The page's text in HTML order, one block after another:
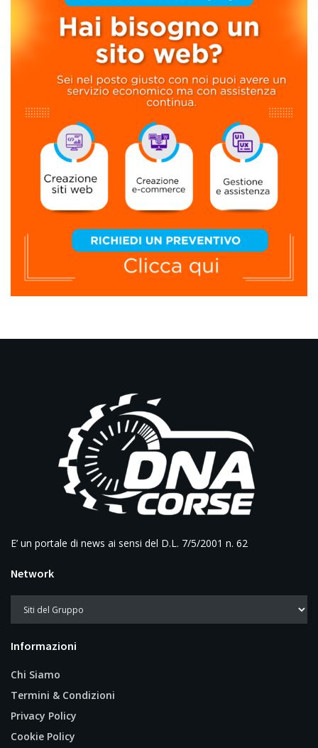
E’ un portale di news ai sensi del D.L. 7/5/2001 n. 62
Network
Informazioni
Chi Siamo
Termini & Condizioni
Privacy Policy
Cookie Policy